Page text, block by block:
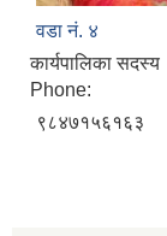
वडा नं. ४
कार्यपालिका सदस्य
Phone:
९८४७१५६१६३